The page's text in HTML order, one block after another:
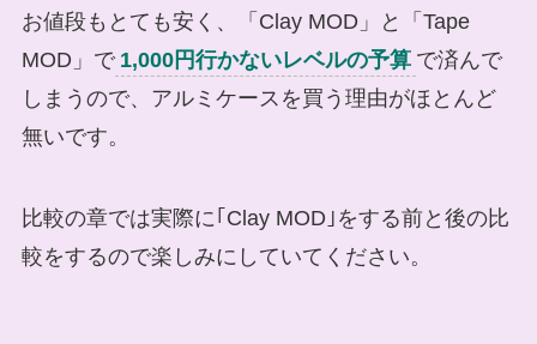
お値段もとても安く、「Clay MOD」と「Tape
MOD」で 1,000円行かないレベルの予算 で済んで
しまうので、アルミケースを買う理由がほとんど
無いです。
比較の章では実際に｢Clay MOD｣をする前と後の比
較をするので楽しみにしていてください。